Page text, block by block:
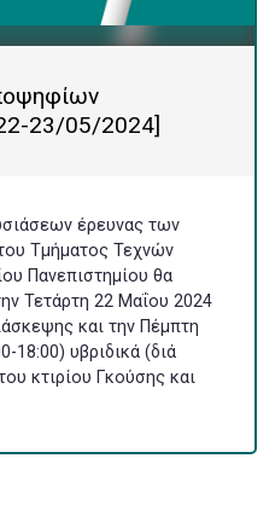
23/05/2024]
έρευνας των
Τμήματος Τεχνών
Πανεπιστημίου θα
Τετάρτη 22 Μαΐου 2024
και την Πέμπτη
18:00) υβριδικά (διά
κτιρίου Γκούσης και